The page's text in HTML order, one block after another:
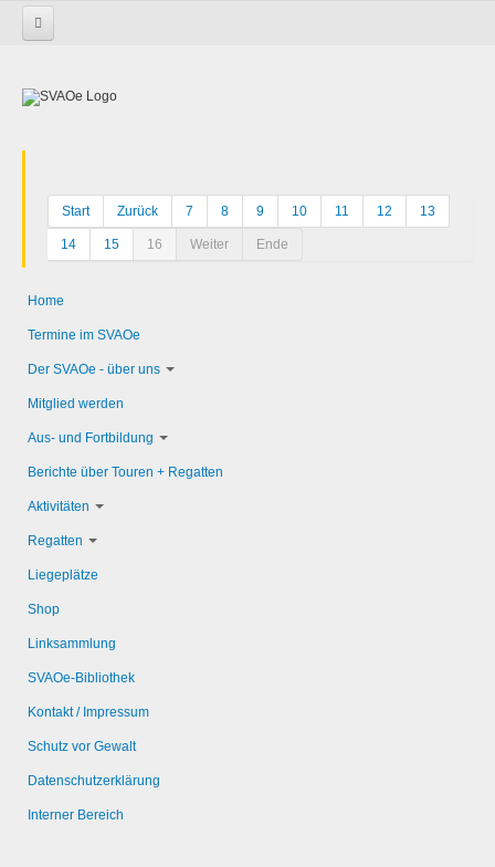
Start Zurück 7 8 9 10 11 12 13
14 15 16 Weiter Ende
Home
Termine im SVAOe
Der SVAOe - über uns
Mitglied werden
Aus- und Fortbildung
Berichte über Touren + Regatten
Aktivitäten
Regatten
Liegeplätze
Shop
Linksammlung
SVAOe-Bibliothek
Kontakt / Impressum
Schutz vor Gewalt
Datenschutzerklärung
Interner Bereich